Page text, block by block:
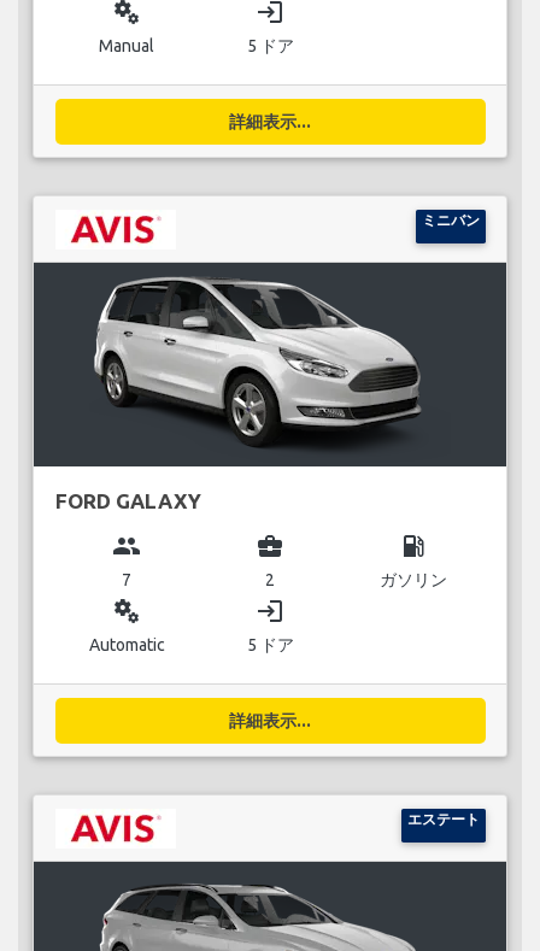
miscellaneous_services
Manual
login
5 ドア
詳細表示...
ミニバン
FORD GALAXY
group
7
business_center
2
local_gas_station
ガソリン
miscellaneous_services
Automatic
login
5 ドア
詳細表示...
エステート